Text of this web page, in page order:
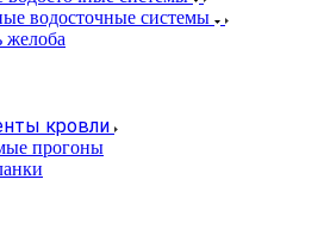
водосточные системы
желоба
кровли
прогоны